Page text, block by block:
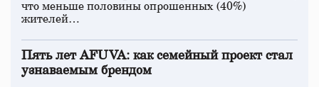
что меньше половины опрошенных (40%)
жителей…
Пять лет AFUVA: как семейный проект стал
узнаваемым брендом